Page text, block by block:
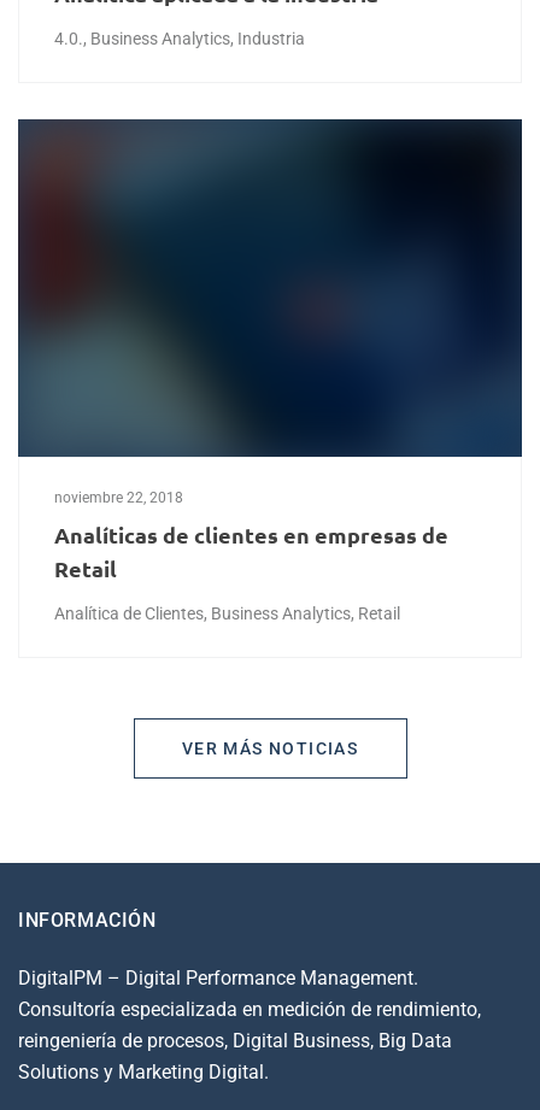
4.0., Business Analytics, Industria
noviembre 22, 2018
Analíticas de clientes en empresas de
Retail
Analítica de Clientes, Business Analytics, Retail
VER MÁS NOTICIAS
INFORMACIÓN
DigitalPM – Digital Performance Management.
Consultoría especializada en medición de rendimiento,
reingeniería de procesos, Digital Business, Big Data
Solutions y Marketing Digital.